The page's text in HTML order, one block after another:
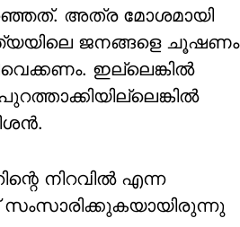
അത്ര മോശമായി
ജനങ്ങളെ ചൂഷണം
ഇല്ലെങ്കില്‍
നിറവില്‍ എന്ന